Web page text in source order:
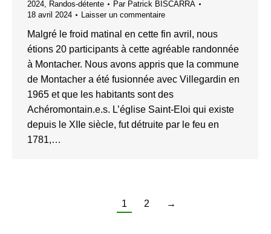
2024 Randos-détente Par Patrick BISCARRA
18 avril 2024
Laisser un commentaire
Malgré le froid matinal en cette fin avril, nous
étions 20 participants à cette agréable randonnée
à Montacher. Nous avons appris que la commune
de Montacher a été fusionnée avec Villegardin en
1965 et que les habitants sont des
Achéromontain.e.s. L’église Saint-Eloi qui existe
depuis le XIIe siècle, fut détruite par le feu en
1781,…
1 2 →